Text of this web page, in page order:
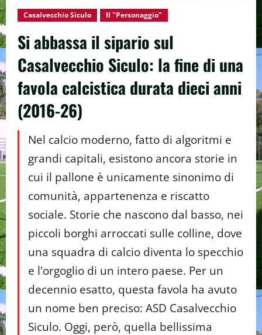
Casalvecchio Siculo Il "Personaggio"
Si abbassa il sipario sul
Casalvecchio Siculo: la fine di una
favola calcistica durata dieci anni
(2016-26)
Nel calcio moderno, fatto di algoritmi e
grandi capitali, esistono ancora storie in
cui il pallone è unicamente sinonimo di
comunità, appartenenza e riscatto
sociale. Storie che nascono dal basso, nei
piccoli borghi arroccati sulle colline, dove
una squadra di calcio diventa lo specchio
e l'orgoglio di un intero paese. Per un
decennio esatto, questa favola ha avuto
un nome ben preciso: ASD Casalvecchio
Siculo. Oggi, però, quella bellissima